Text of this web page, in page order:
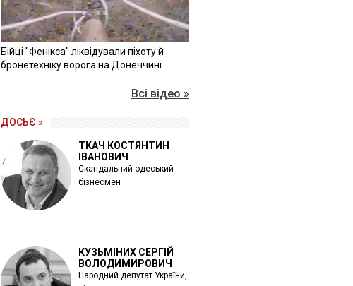
Бійці "Фенікса" ліквідували піхоту й
бронетехніку ворога на Донеччині
Всі відео »
ДОСЬЄ »
ТКАЧ КОСТЯНТИН
ІВАНОВИЧ
Скандальний одеський
бізнесмен
КУЗЬМІНИХ СЕРГІЙ
ВОЛОДИМИРОВИЧ
Народний депутат України,